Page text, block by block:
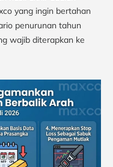
yang ingin bertahan
penurunan tahun
wajib diterapkan ke